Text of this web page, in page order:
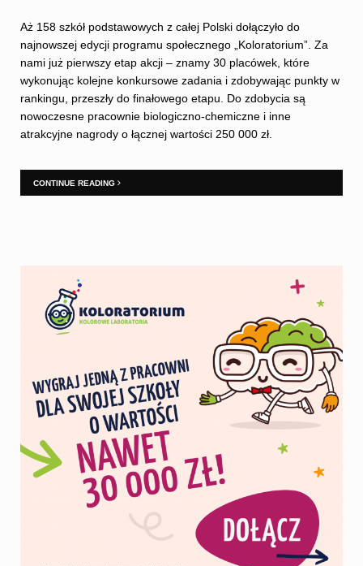
Aż 158 szkół podstawowych z całej Polski dołączyło do
najnowszej edycji programu społecznego „Koloratorium”. Za
nami już pierwszy etap akcji – znamy 30 placówek, które
wykonując kolejne konkursowe zadania i zdobywając punkty w
rankingu, przeszły do finałowego etapu. Do zdobycia są
nowoczesne pracownie biologiczno-chemiczne i inne
atrakcyjne nagrody o łącznej wartości 250 000 zł.
CONTINUE READING